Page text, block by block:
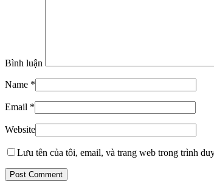
Bình luận
Name *
Email *
Website
Lưu tên của tôi, email, và trang web trong trình